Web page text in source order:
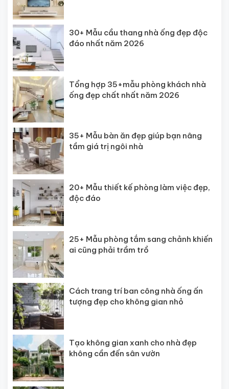
30+ Mẫu cầu thang nhà ống đẹp độc
đáo nhất năm 2026
Tổng hợp 35+mẫu phòng khách nhà
ống đẹp chất nhất năm 2026
35+ Mẫu bàn ăn đẹp giúp bạn nâng
tầm giá trị ngôi nhà
20+ Mẫu thiết kế phòng làm việc đẹp,
độc đáo
25+ Mẫu phòng tắm sang chảnh khiến
ai cũng phải trầm trồ
Cách trang trí ban công nhà ống ấn
tượng đẹp cho không gian nhỏ
Tạo không gian xanh cho nhà đẹp
không cần đến sân vườn